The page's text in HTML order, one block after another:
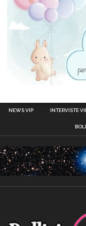
NEWS VIP INTERVISTE